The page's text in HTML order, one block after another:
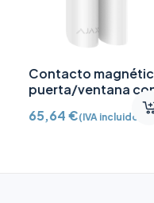
Contacto magnético
puerta/ventana con
Detector vibración e
inclinación AJ-
65,64€(IVA incluido)